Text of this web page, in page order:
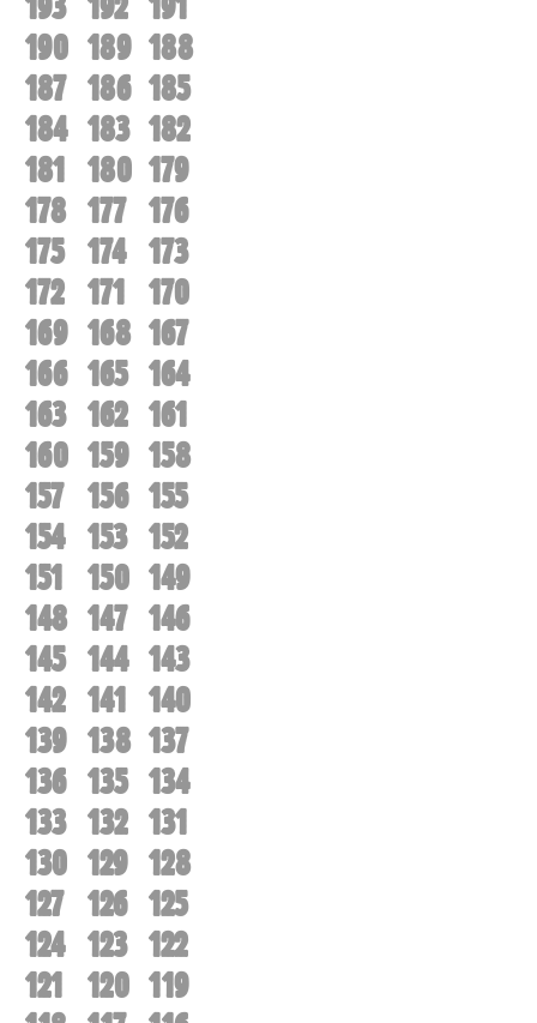
190 189 188
187 186 185
184 183 182
181 180 179
178 177 176
175 174 173
172 171 170
169 168 167
166 165 164
163 162 161
160 159 158
157 156 155
154 153 152
151
150 149
148 147 146
145 144 143
142 141 140
139 138 137
136 135 134
133 132 131
130 129 128
127 126 125
124 123 122
121
120 119